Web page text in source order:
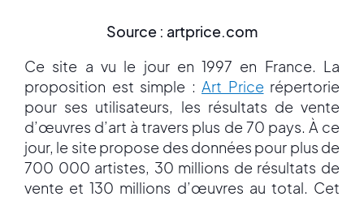
Source : artprice.com
Ce site a vu le jour en 1997 en France. La
proposition est simple : Art Price répertorie
pour ses utilisateurs, les résultats de vente
d’œuvres d’art à travers plus de 70 pays. À ce
jour, le site propose des données pour plus de
700 000 artistes, 30 millions de résultats de
vente et 130 millions d’œuvres au total. Cet